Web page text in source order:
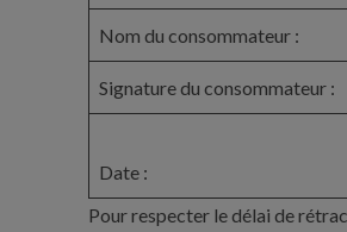
Nom du consommateur :
Signature du consommateur :
Date :
Pour respecter le délai de